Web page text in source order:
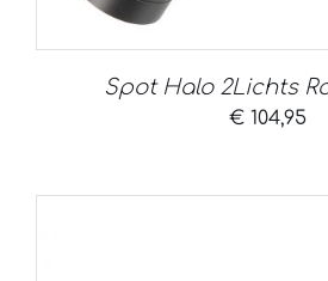
Spot Halo 2Lichts
€104,95